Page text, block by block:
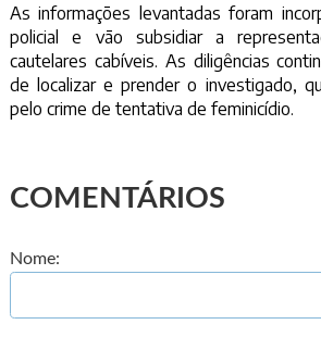
As informações levantadas foram
policial e vão subsidiar a
cautelares cabíveis. As diligências
de localizar e prender o investigado,
pelo crime de tentativa de feminicídio.
COMENTÁRIOS
Nome: